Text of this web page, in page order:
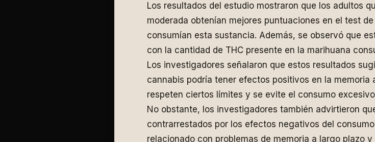
Los resultados del estudio mostraron que los adultos
moderada obtenían mejores puntuaciones en el test
consumían esta sustancia. Además, se observó que
con la cantidad de THC presente en la marihuana
Los investigadores señalaron que estos resultados
cannabis podría tener efectos positivos en la memoria
respeten ciertos límites y se evite el consumo
No obstante, los investigadores también advirtieron
contrarrestados por los efectos negativos del
relacionado con problemas de memoria a largo plazo